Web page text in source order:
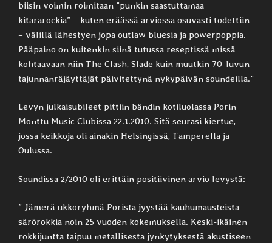
biisin voimin roimitaan ”punkin saastuttamaa
kitararockia” – kuten eräässä arviossa osuvasti todettiin
– välillä lähestyen jopa outlaw bluesia ja powerpoppia.
Pääpaino on kuitenkin siinä tutussa reseptissä missä
kohtaavaan niin The Clash, Slade kuin muutkin 70-luvun
tajunnanräjäyttäjät päivitettynä nykypäivän soundeilla.”
Levyn julkaisubileet pittiin bändin kotiluolassa Porin
Monttu Music Clubissa 22.1.2010. Sitä seurasi kiertue,
jossa keikkoja oli ainakin Helsingissä, Tamperella ja
Oulussa.
Soundissa 2/2010 oli erittäin positiivinen arvio levystä:
” Jämerä ukkoryhmä Porista jyystää kauhumausteista
särörokkia noin 25 vuoden kokemuksella. Keski-ikäinen
rokkijuntta taipuu metallisesta jynkytyksestä akustiseen